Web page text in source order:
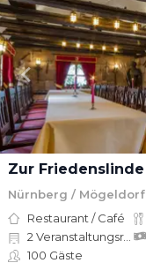
Zur Friedenslinde
Nürnberg / Mögeldorf
Restaurant / Café
2 Veranstaltungsräume
100 Gäste